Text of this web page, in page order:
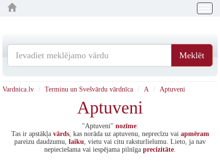
Meklēt
Vardnica.lv Terminu un Svešvārdu vārdnīca A Aptuveni
Aptuveni
"Aptuveni" nozīme:
Tas ir apstākļa vārds, kas norāda uz aptuvenu, neprecīzu vai apmēram
pareizu daudzumu, laiku, vietu vai citu raksturlielumu. Lieto, ja nav
nepieciešama vai iespējama pilnīga precizitāte.